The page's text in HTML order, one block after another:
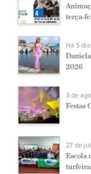
terça-
Há 5
2026
3 de
Festas
27 de
Escola